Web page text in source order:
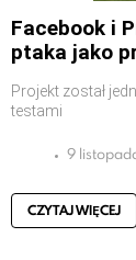
Facebook i
ptaka jako
Projekt został
testami
9
CZYTAJ WIĘCEJ